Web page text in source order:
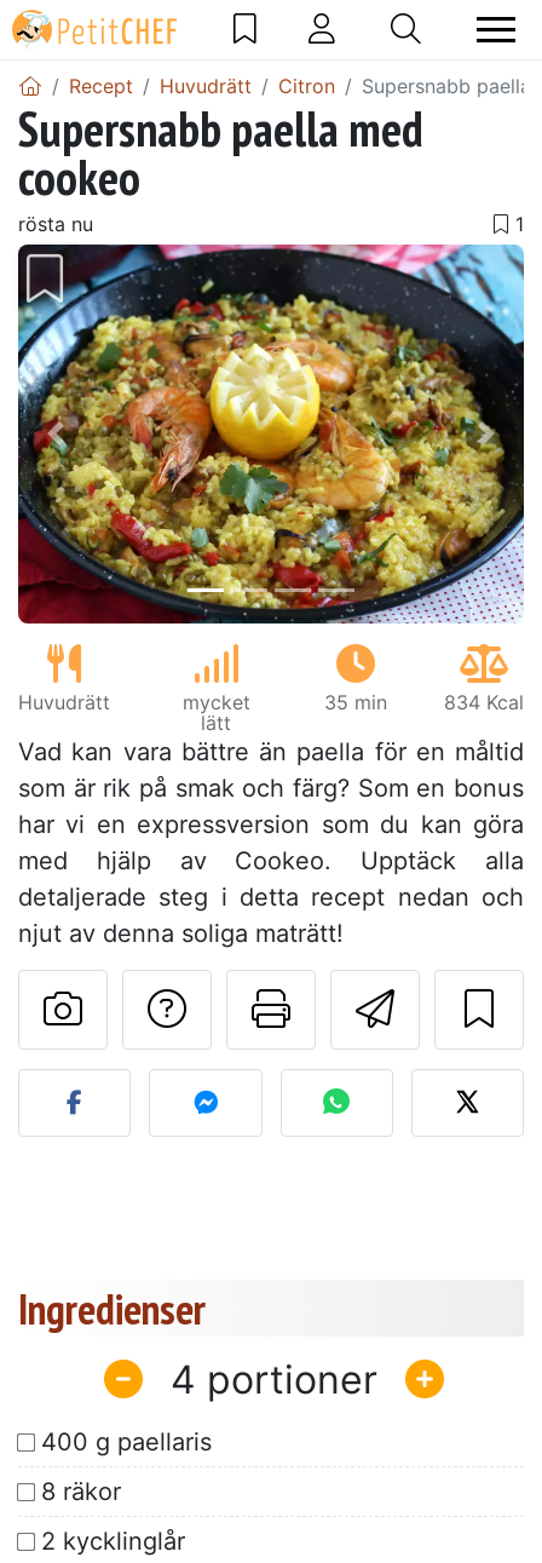
Recept Huvudrätt Citron Supersnabb paella
Supersnabb paella med
cookeo
rösta nu
Föregående
Huvudrätt
mycket
lätt
35 min 834 Kcal
Vad kan vara bättre än paella för en måltid
som är rik på smak och färg? Som en bonus
har vi en expressversion som du kan göra
med hjälp av Cookeo. Upptäck alla
detaljerade steg i detta recept nedan och
njut av denna soliga maträtt!
Skriv ut
Ställa en fråga till
Lägg upp ditt foto av
Ingredienser
4
400 g paellaris
8 räkor
2 kycklinglår